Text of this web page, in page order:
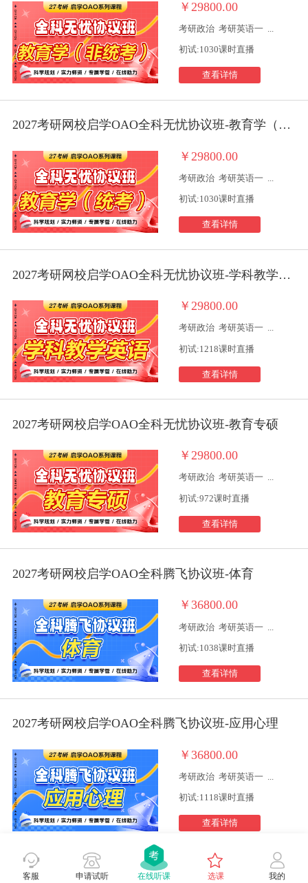
￥29800.00
考研政治 考研英语一
初试:1030课时直播
查看详情
2027考研网校启学OAO全科无忧协议班-教育学（统考）
￥29800.00
考研政治 考研英语一 ...
初试:1030课时直播
查看详情
2027考研网校启学OAO全科无忧协议班-学科教学英语
￥29800.00
考研政治 考研英语一 ...
初试:1218课时直播
查看详情
2027考研网校启学OAO全科无忧协议班-教育专硕
￥29800.00
考研政治 考研英语一 ...
初试:972课时直播
查看详情
2027考研网校启学OAO全科腾飞协议班-体育
￥36800.00
考研政治 考研英语一
初试:1038课时直播
查看详情
2027考研网校启学OAO全科腾飞协议班-应用心理
￥36800.00
考研政治 考研英语一
初试:1118课时直播
查看详情
2027考研网校启学OAO全科腾飞协议班-心理学（非统考）
客服 申请试听 在线听课 选课 我的